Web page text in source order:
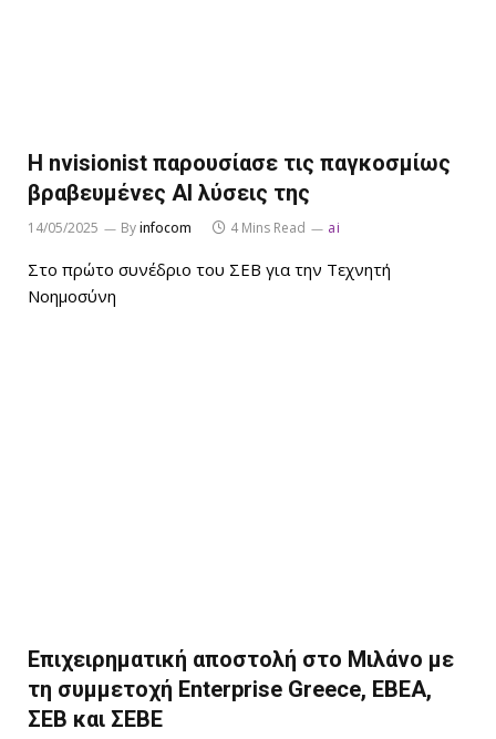
H nvisionist παρουσίασε τις παγκοσμίως
βραβευμένες AI λύσεις της
14/05/2025 Byinfocom 4 Mins Read ai
Στο πρώτο συνέδριο του ΣΕΒ για την Τεχνητή
Νοημοσύνη
Επιχειρηματική αποστολή στο Μιλάνο με
τη συμμετοχή Enterprise Greece, ΕΒΕΑ,
ΣΕΒ και ΣΕΒΕ